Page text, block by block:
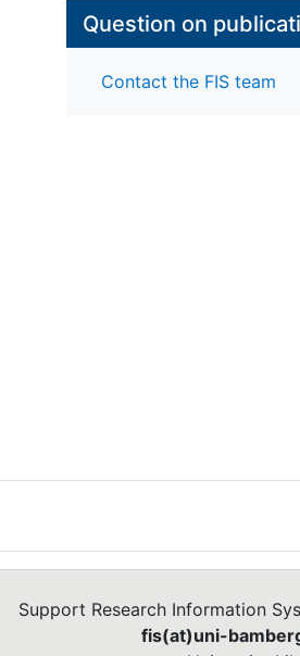
Question on
Contact the FIS team
Support Research Information
fis(at)uni-